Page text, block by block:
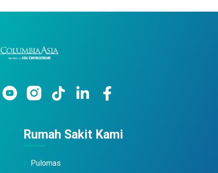
Rumah Sakit Kami
Pulomas